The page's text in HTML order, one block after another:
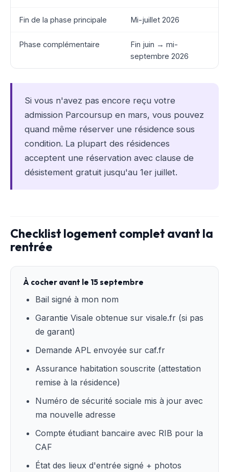
Fin de la phase principale Mi-juillet 2026
Phase complémentaire
Fin juin → mi-
septembre 2026
Si vous n'avez pas encore reçu votre
admission Parcoursup en mars, vous pouvez
quand même réserver une résidence sous
condition. La plupart des résidences
acceptent une réservation avec clause de
désistement gratuit jusqu'au 1er juillet.
Checklist logement complet avant la
rentrée
À cocher avant le 15 septembre
Bail signé à mon nom
Garantie Visale obtenue sur visale.fr (si pas
de garant)
Demande APL envoyée sur caf.fr
Assurance habitation souscrite (attestation
remise à la résidence)
Numéro de sécurité sociale mis à jour avec
ma nouvelle adresse
Compte étudiant bancaire avec RIB pour la
CAF
État des lieux d'entrée signé + photos